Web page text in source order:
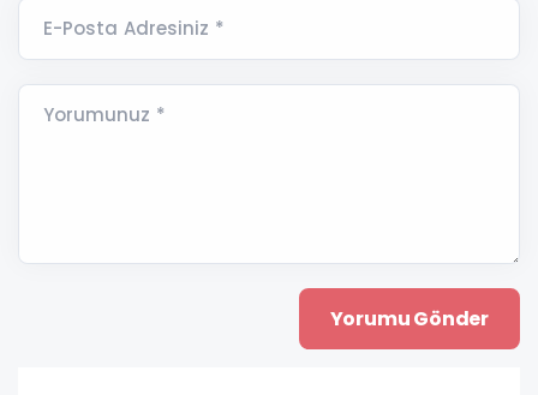
E-Posta Adresiniz *
Yorumunuz *